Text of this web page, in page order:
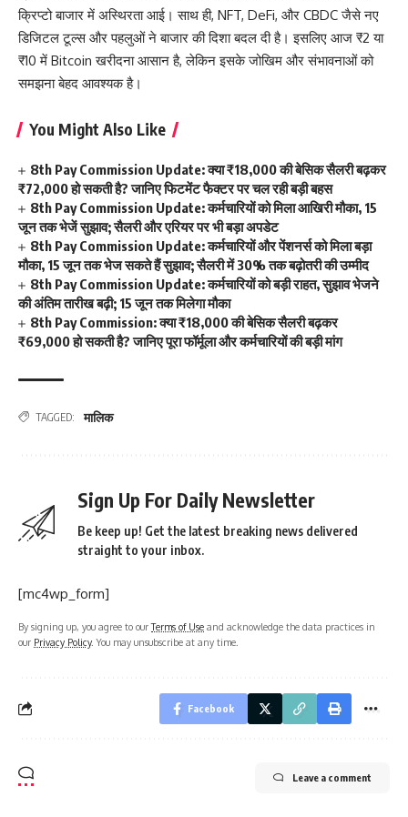
क्रिप्टो बाजार में अस्थिरता आई। साथ ही, NFT, DeFi, और CBDC जैसे नए
डिजिटल टूल्स और पहलुओं ने बाजार की दिशा बदल दी है। इसलिए आज ₹2 या
₹10 में Bitcoin खरीदना आसान है, लेकिन इसके जोखिम और संभावनाओं को
समझना बेहद आवश्यक है।
You Might Also Like
8th Pay Commission Update: क्या ₹18,000 की बेसिक सैलरी बढ़कर
₹72,000 हो सकती है? जानिए फिटमेंट फैक्टर पर चल रही बड़ी बहस
8th Pay Commission Update: कर्मचारियों को मिला आखिरी मौका, 15
जून तक भेजें सुझाव; सैलरी और एरियर पर भी बड़ा अपडेट
8th Pay Commission Update: कर्मचारियों और पेंशनर्स को मिला बड़ा
मौका, 15 जून तक भेज सकते हैं सुझाव; सैलरी में 30% तक बढ़ोतरी की उम्मीद
8th Pay Commission Update: कर्मचारियों को बड़ी राहत, सुझाव भेजने
की अंतिम तारीख बढ़ी; 15 जून तक मिलेगा मौका
8th Pay Commission: क्या ₹18,000 की बेसिक सैलरी बढ़कर
₹69,000 हो सकती है? जानिए पूरा फॉर्मूला और कर्मचारियों की बड़ी मांग
TAGGED: मालिक
Sign Up For Daily Newsletter
Be keep up! Get the latest breaking news delivered
straight to your inbox.
[mc4wp_form]
By signing up, you agree to ourTerms of Use and acknowledge the data practices in
our Privacy Policy. You may unsubscribe at any time.
Facebook
Leave a comment